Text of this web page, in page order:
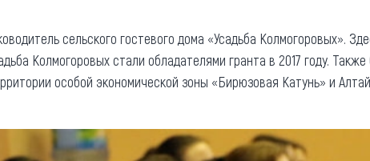
сельского гостевого дома «Усадьба Колмогоровых».
Колмогоровых стали обладателями гранта в 2017 году.
особой экономической зоны «Бирюзовая Катунь» и